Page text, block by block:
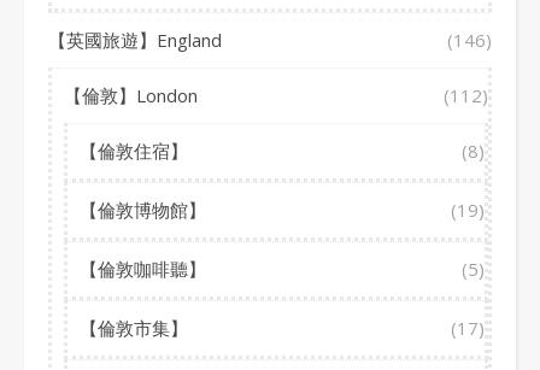
【英國旅遊】England (146)
【倫敦】London (112)
【倫敦住宿】 (8)
【倫敦博物館】 (19)
【倫敦咖啡聽】 (5)
【倫敦市集】 (17)